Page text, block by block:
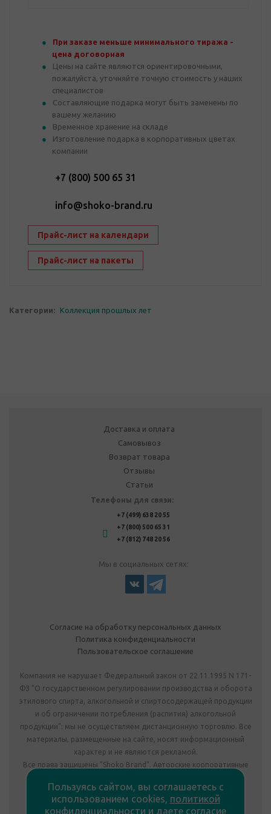
При заказе меньше минимального тиража -
цена договорная
Цены на сайте являются ориентировочными,
пожалуйста, уточняйте точную стоимость у наших
специалистов
Составляющие подарка могут быть заменены по
вашему желанию
Временное хранение на складе
Изготовление подарка в корпоративных цветах
компании
+7 (800) 500 65 31
info@shoko-brand.ru
Прайс-лист на календари
Прайс-лист на пакеты
Категории: Коллекция прошлых лет
Доставка и оплата
Самовывоз
Возврат товара
Отзывы
Статьи
Телефоны для связи:
+7 (499) 638 20 55
+7 (800) 500 65 31
+7 (812) 748 20 56
Мы в социальных сетях:
Согласие на обработку персональных данных
Политика конфиденциальности
Пользовательское соглашение
Компания не нарушает Федеральный закон от 22.11.1995 N 171-
ФЗ "О государственном регулировании производства и оборота
этилового спирта, алкогольной и спиртосодержащей продукции
и об ограничении потребления (распития) алкогольной
продукции": мы не осуществляем дистанционную торговлю. Все
материалы, размещенные на сайте, носят информационный
характер и не являются рекламой.
Все права защищены "Shoko Brand". Авторские корпоративные
Комплектация подарка может отличаться от изображения.
Информация на сайте не является публичной офертой.
Пользуясь сайтом, вы соглашаетесь с
использованием cookies, политикой
конфиденциальности и даете согласие